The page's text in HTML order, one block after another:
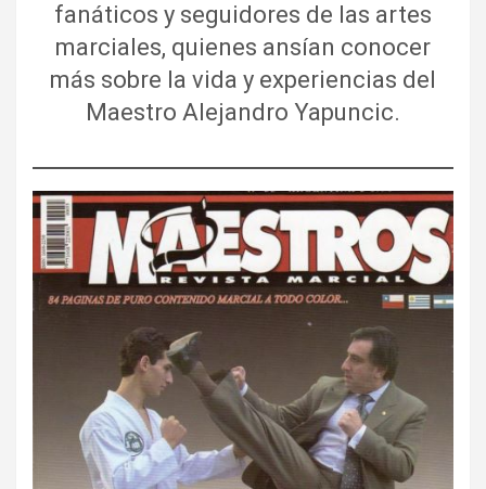
fanáticos y seguidores de las artes
marciales, quienes ansían conocer
más sobre la vida y experiencias del
Maestro Alejandro Yapuncic.